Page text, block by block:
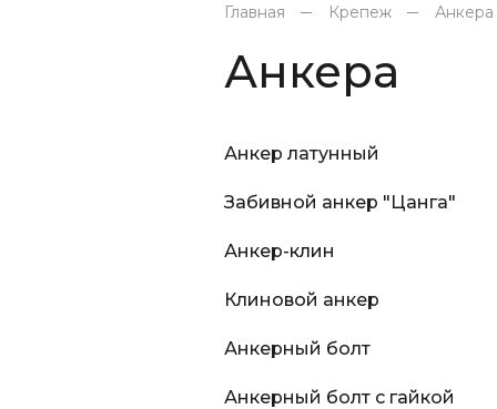
Главная Крепеж Анкера
Анкера
Анкер латунный
Забивной анкер "Цанга"
Анкер-клин
Клиновой анкер
Анкерный болт
Анкерный болт с гайкой